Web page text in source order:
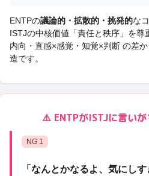
ENTPの議論的・拡散的・挑発的な
ISTJの中核価値「責任と秩序 」を尊
内向・直感×感覚・知覚×判断 の差
造です。
⚠️ ENTPがISTJに言い
NG 1
「 なんとかなるよ、気にしす